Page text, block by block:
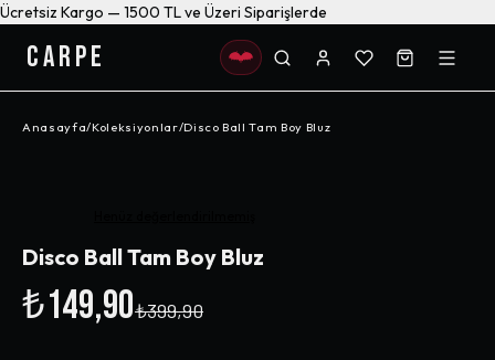
Ücretsiz Kargo — 1500 TL ve Üzeri Siparişlerde
CARPE
Anasayfa/Koleksiyonlar/Disco Ball Tam Boy Bluz
Disco Ball Tam Boy Bluz
₺149,90₺399,90